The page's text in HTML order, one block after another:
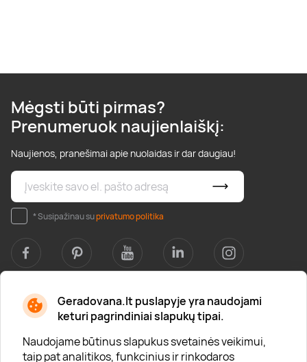
Geradovana.lt puslapyje yra naudojami
keturi pagrindiniai slapukų tipai.
Naudojame būtinus slapukus svetainės veikimui,
taip pat analitikos, funkcinius ir rinkodaros
Mėgsti būti pirmas?
Prenumeruok naujienlaiškį:
Naujienos, pranešimai apie nuolaidas ir dar daugiau!
* Susipažinau suprivatumo politika
Apie mus
Apie „Gera Dovana“